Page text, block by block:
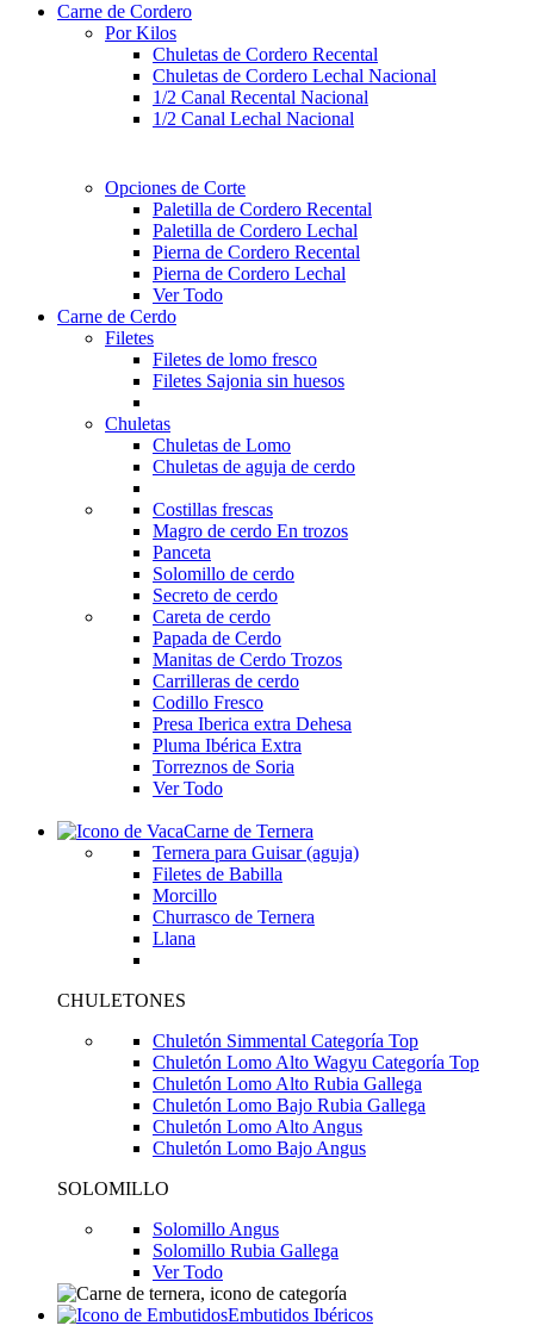
Carne de Cordero
Por Kilos
Chuletas de Cordero Recental
Chuletas de Cordero Lechal Nacional
1/2 Canal Recental Nacional
1/2 Canal Lechal Nacional
Opciones de Corte
Paletilla de Cordero Recental
Paletilla de Cordero Lechal​
Pierna de Cordero Recental
Pierna de Cordero Lechal
Ver Todo
Carne de Cerdo
Filetes
Filetes de lomo fresco
Filetes Sajonia sin huesos
Chuletas
Chuletas de Lomo
Chuletas de aguja de cerdo
Costillas frescas
Magro de cerdo En trozos
Panceta
Solomillo de cerdo
Secreto de cerdo
Careta de cerdo
Papada de Cerdo
Manitas de Cerdo Trozos
Carrilleras de cerdo
Codillo Fresco
Presa Iberica extra Dehesa
Pluma Ibérica Extra
Torreznos de Soria
Ver Todo
Carne de Ternera
Ternera para Guisar (aguja)
Filetes de Babilla
Morcillo
Churrasco de Ternera
Llana
CHULETONES
Chuletón Simmental Categoría Top
Chuletón Lomo Alto Wagyu Categoría Top
Chuletón Lomo Alto Rubia Gallega
Chuletón Lomo Bajo Rubia Gallega
Chuletón Lomo Alto Angus
Chuletón Lomo Bajo Angus
SOLOMILLO
Solomillo Angus
Solomillo Rubia Gallega
Ver Todo
Embutidos Ibéricos